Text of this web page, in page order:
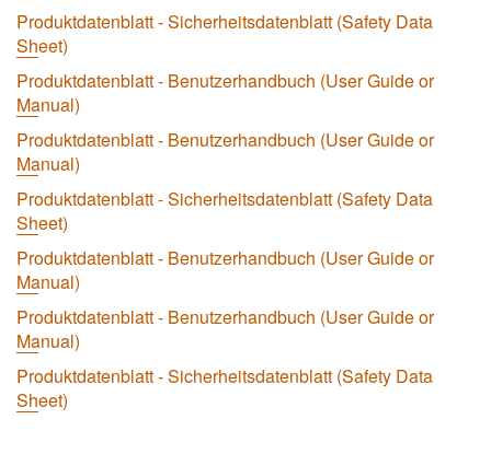
Produktdatenblatt - Sicherheitsdatenblatt (Safety Data
Sheet)
Produktdatenblatt - Benutzerhandbuch (User Guide or
Manual)
Produktdatenblatt - Benutzerhandbuch (User Guide or
Manual)
Produktdatenblatt - Sicherheitsdatenblatt (Safety Data
Sheet)
Produktdatenblatt - Benutzerhandbuch (User Guide or
Manual)
Produktdatenblatt - Benutzerhandbuch (User Guide or
Manual)
Produktdatenblatt - Sicherheitsdatenblatt (Safety Data
Sheet)